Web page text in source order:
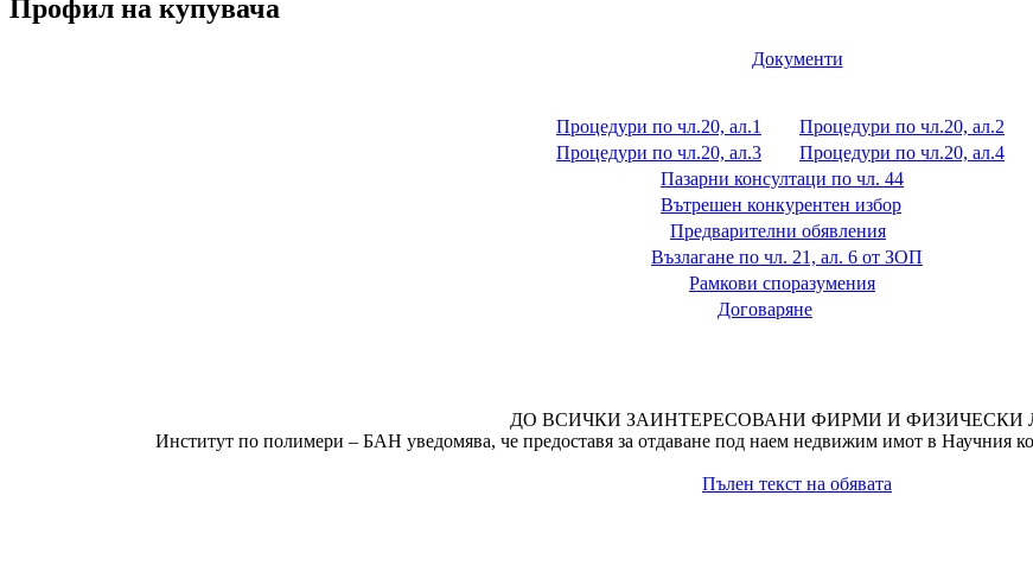
Профил на купувача
Документи
Процедури по чл.20, ал.1
Процедури по чл.20, ал.2
Процедури по чл.20, ал.3
Процедури по чл.20, ал.4
Пазарни консултаци по чл. 44
Вътрешен конкурентен избор
Предварителни обявления
Възлагане по чл. 21, ал. 6 от ЗОП
Рамкови споразумения
Договаряне
ДО ВСИЧКИ ЗАИНТЕРЕСОВАНИ ФИРМИ И ФИЗИЧЕСКИ
Институт по полимери – БАН уведомява, че предоставя за отдаване под наем недвижим имот в Научния
Пълен текст на обявата